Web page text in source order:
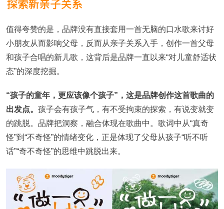
值得夸赞的是，品牌没有直接套用一首无脑的口水歌来讨好
小朋友从而影响父母，反而从亲子关系入手，创作一首父母
和孩子合唱的新儿歌，这背后是品牌一直以来“对儿童舒适状
态”的深度挖掘。
“孩子的童年，更应该像个孩子”，这是品牌创作这首歌曲的
出发点。 孩子会有孩子气，有不受拘束的探索，有说变就变
的跳脱。品牌把洞察，融合体现在歌曲中。歌词中从“真奇
怪”到“不奇怪”的情绪变化，正是体现了父母从孩子“听不听
话”“奇不奇怪”的思维中跳脱出来。